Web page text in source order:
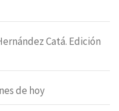
Catá. Edición
de hoy